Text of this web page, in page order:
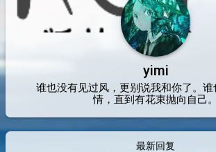
yimi
谁也没有见过风，更别说我和你了。
情，直到有花束抛向自己。
最新回复